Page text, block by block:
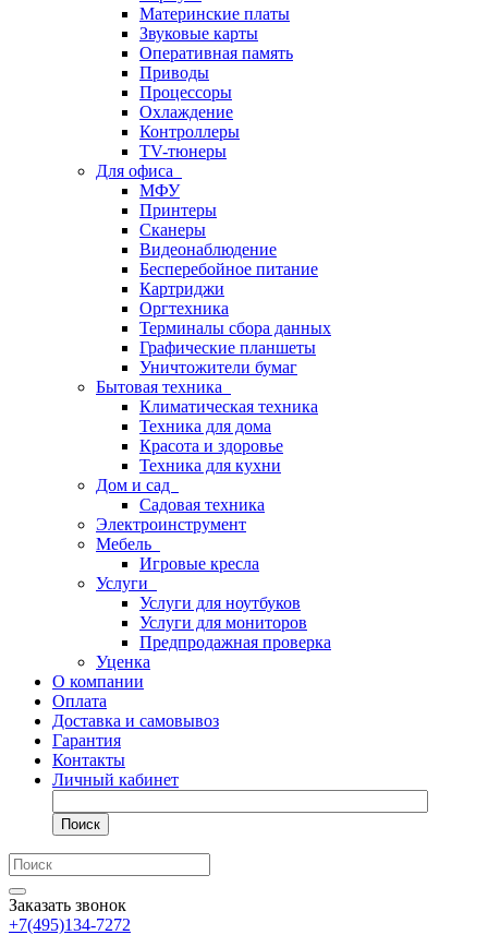
Материнские платы
Звуковые карты
Оперативная память
Приводы
Процессоры
Охлаждение
Контроллеры
TV-тюнеры
Для офиса
МФУ
Принтеры
Сканеры
Видеонаблюдение
Бесперебойное питание
Картриджи
Оргтехника
Терминалы сбора данных
Графические планшеты
Уничтожители бумаг
Бытовая техника
Климатическая техника
Техника для дома
Красота и здоровье
Техника для кухни
Дом и сад
Садовая техника
Электроинструмент
Мебель
Игровые кресла
Услуги
Услуги для ноутбуков
Услуги для мониторов
Предпродажная проверка
Уценка
О компании
Оплата
Доставка и самовывоз
Гарантия
Контакты
Личный кабинет
Поиск
Заказать звонок
+7(495)134-7272